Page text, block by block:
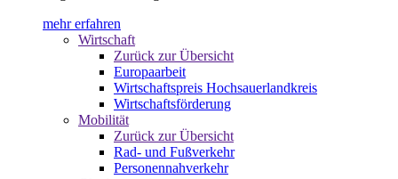
mehr erfahren
Wirtschaft
Zurück zur Übersicht
Europaarbeit
Wirtschaftspreis Hochsauerlandkreis
Wirtschaftsförderung
Mobilität
Zurück zur Übersicht
Rad- und Fußverkehr
Personennahverkehr